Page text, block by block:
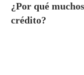
¿Por qué
crédito?